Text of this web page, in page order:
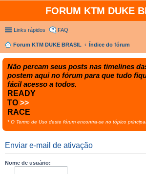
FORUM KTM DUKE
Links rápidos FAQ
Forum KTM DUKE BRASIL
Índice do fórum
Não percam seus posts nas timelines
postem aqui no fórum para que tudo
fácil acesso a todos.
READY
TO >>
RACE
* O Termo de Uso deste fórum encontra-se no tópico
Enviar e-mail de ativação
Nome de usuário: